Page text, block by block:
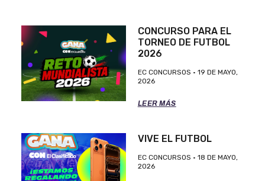
CONCURSO PARA EL
TORNEO DE FUTBOL
2026
EC CONCURSOS
19 DE MAYO,
2026
LEER MÁS
VIVE EL FUTBOL
EC CONCURSOS
18 DE MAYO,
2026